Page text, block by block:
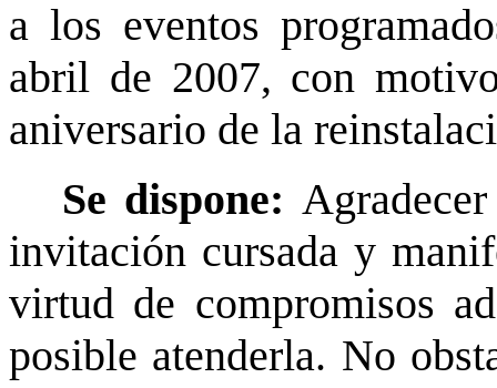
a los eventos
abril de 2007, con
aniversario de la
Se dispone:
invitación cursada y
virtud de compromisos
posible atenderla. No